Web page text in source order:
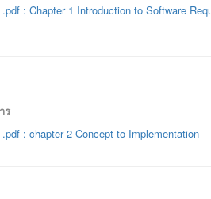
: Chapter 1 Introduction to Software
ร
: chapter 2 Concept to Implementation